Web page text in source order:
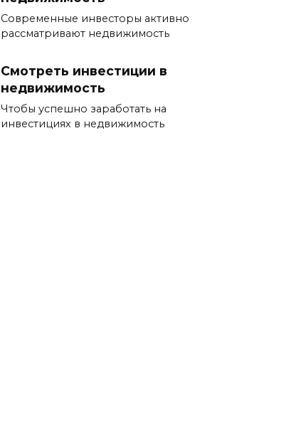
Современные инвесторы активно
рассматривают недвижимость
Смотреть инвестиции в
недвижимость
Чтобы успешно заработать на
инвестициях в недвижимость